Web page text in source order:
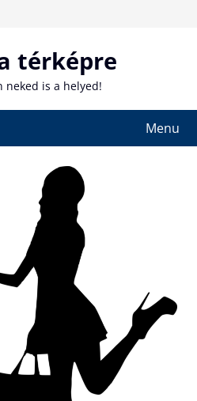
térképre
neked is a helyed!
Menu